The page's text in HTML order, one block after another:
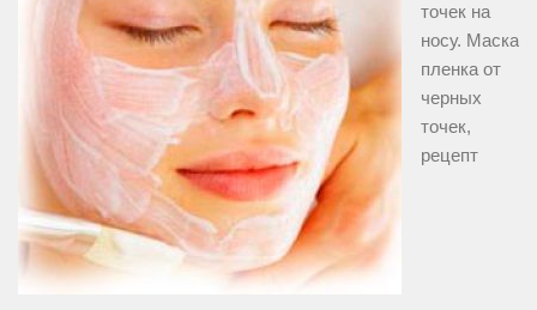
точек на
носу. Маска
пленка от
черных
точек,
рецепт